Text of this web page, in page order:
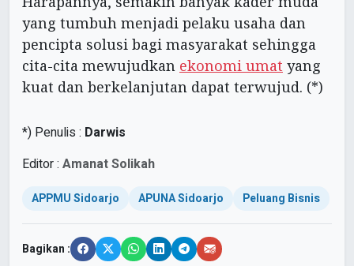
yang tumbuh menjadi pelaku usaha dan
pencipta solusi bagi masyarakat sehingga
cita-cita mewujudkan ekonomi umat yang
kuat dan berkelanjutan dapat terwujud. (*)
*) Penulis : Darwis
Editor : Amanat Solikah
APPMU Sidoarjo APUNA Sidoarjo Peluang Bisnis
Bagikan :